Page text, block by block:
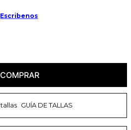
Escribenos
COMPRAR
GUÍA DE TALLAS